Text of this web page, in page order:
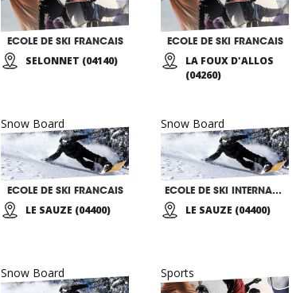
ECOLE DE SKI FRANCAIS
SELONNET (04140)
ECOLE DE SKI FRANCAIS
LA FOUX D'ALLOS
(04260)
Snow Board
ECOLE DE SKI FRANCAIS
LE SAUZE (04400)
Snow Board
ECOLE DE SKI INTERNATIONALE
LE SAUZE (04400)
Snow Board Sports